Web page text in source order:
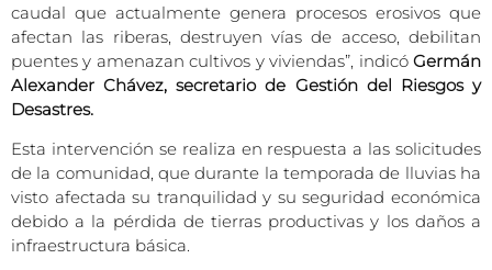
caudal que actualmente genera procesos erosivos que
afectan las riberas, destruyen vías de acceso, debilitan
puentes y amenazan cultivos y viviendas”, indicó Germán
Alexander Chávez, secretario de Gestión del Riesgos y
Desastres.
Esta intervención se realiza en respuesta a las solicitudes
de la comunidad, que durante la temporada de lluvias ha
visto afectada su tranquilidad y su seguridad económica
debido a la pérdida de tierras productivas y los daños a
infraestructura básica.